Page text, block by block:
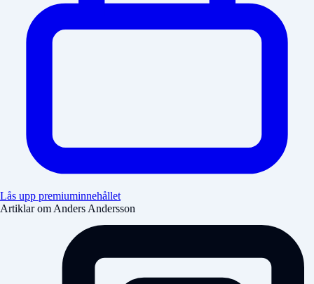
Lås upp premiuminnehållet
Artiklar om Anders Andersson